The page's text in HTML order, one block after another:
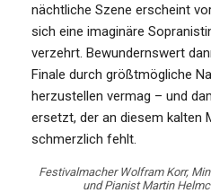
nächtliche Szene erscheint
sich eine imaginäre
verzehrt. Bewundernswert
Finale durch größtmögliche
herzustellen vermag – und
ersetzt, der an diesem kalten
schmerzlich fehlt.
Festivalmacher Wolfram Korr,
und Pianist Martin